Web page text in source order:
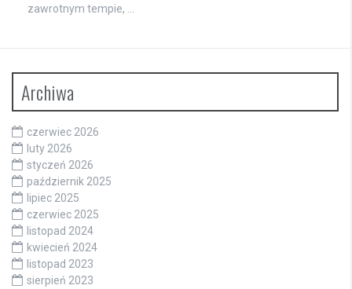
zawrotnym tempie, …
Archiwa
czerwiec 2026
luty 2026
styczeń 2026
październik 2025
lipiec 2025
czerwiec 2025
listopad 2024
kwiecień 2024
listopad 2023
sierpień 2023